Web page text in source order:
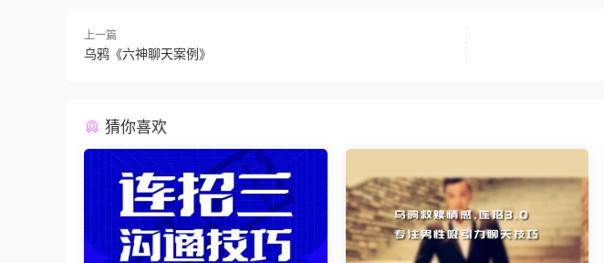
上一篇
乌鸦《六神聊天案例》
猜你喜欢